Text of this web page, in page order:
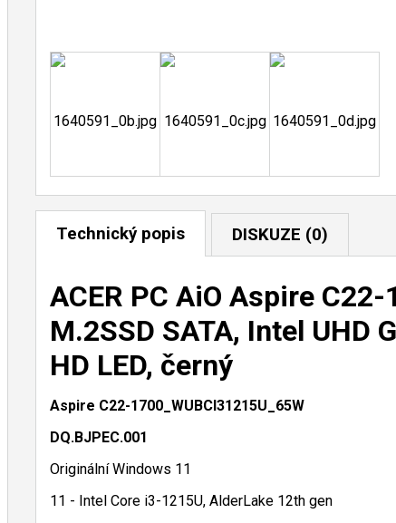
Technický popis DISKUZE (0)
ACER PC AiO Aspire
M.2SSD SATA, Intel UHD
HD LED, černý
Aspire C22-1700_WUBCI31215U_65W
DQ.BJPEC.001
Originální Windows 11
11 - Intel Core i3-1215U, AlderLake 12th gen